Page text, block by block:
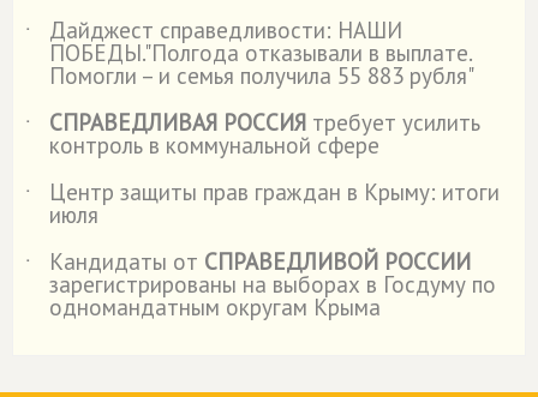
˙
Дайджест справедливости: НАШИ
ПОБЕДЫ."Полгода отказывали в выплате.
Помогли – и семья получила 55 883 рубля"
˙
СПРАВЕДЛИВАЯ РОССИЯ требует усилить
контроль в коммунальной сфере
˙
Центр защиты прав граждан в Крыму: итоги
июля
˙
Кандидаты от СПРАВЕДЛИВОЙ РОССИИ
зарегистрированы на выборах в Госдуму по
одномандатным округам Крыма